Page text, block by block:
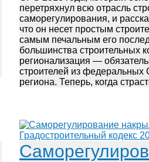
перетряхнул всю отрасль
саморегулирования, и
что он несет простым
самым печальным его
большинства строительных
регионализация —
строителей из
региона. Теперь, когда